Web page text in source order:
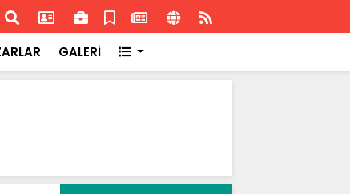
başarısı
GALERİ